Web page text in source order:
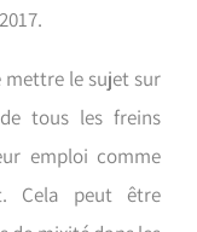
mettre le sujet sur
tous les freins
emploi comme
Cela peut être